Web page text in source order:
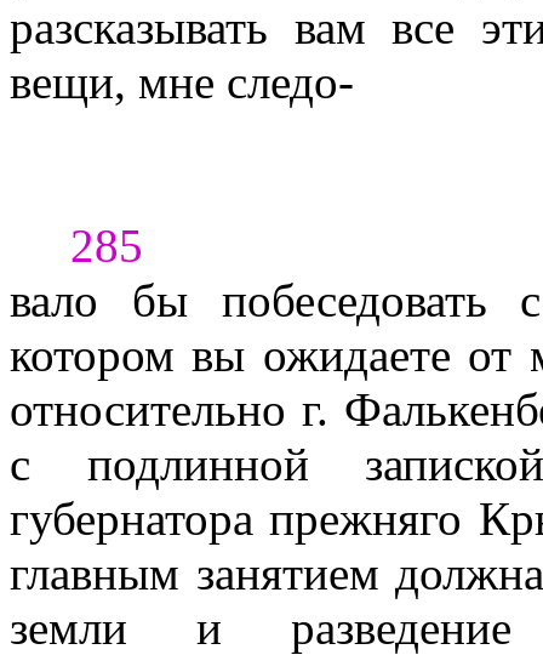
разсказывать вам все
вещи, мне следо-
285
вало бы
котором вы ожидаете от
относительно г.
с подлинной
губернатора прежняго
главным занятием
земли и